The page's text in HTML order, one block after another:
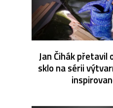
Jan Čihák přetavil
sklo na sérii